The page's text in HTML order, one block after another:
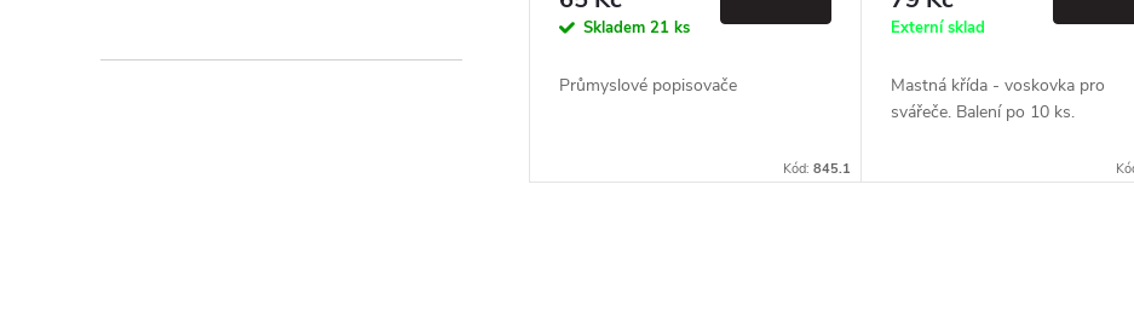
Skladem 21 ks
Průmyslové popisovače
Kód:845.1
Externí sklad
Mastná křída - voskovka pro
svářeče. Balení po 10 ks.